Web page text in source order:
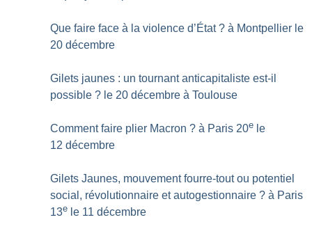
Que faire face à la violence d’État ? à Montpellier le
20 décembre
Gilets jaunes : un tournant anticapitaliste est-il
possible ? le 20 décembre à Toulouse
Comment faire plier Macron ? à Paris 20e le
12 décembre
Gilets Jaunes, mouvement fourre-tout ou potentiel
social, révolutionnaire et autogestionnaire ? à Paris
13e le 11 décembre